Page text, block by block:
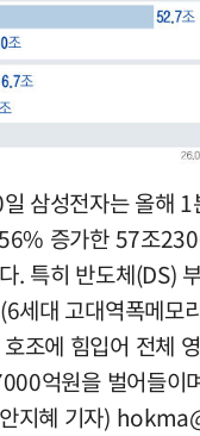
삼성전자는 올해 1
증가한 57조
. 특히 반도체(DS)
세대 고대역폭메모
조에 힘입어 전체
억원을 벌어들이
지혜 기자)